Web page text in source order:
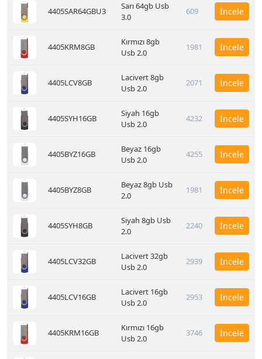
4405SAR64GBU3
Sarı 64gb Usb
3.0
609 İncele
4405KRM8GB
Kırmızı 8gb
Usb 2.0
1981 İncele
4405LCV8GB
Lacivert 8gb
Usb 2.0
2071 İncele
4405SYH16GB
Siyah 16gb
Usb 2.0
4232 İncele
4405BYZ16GB
Beyaz 16gb
Usb 2.0
4255 İncele
4405BYZ8GB
Beyaz 8gb Usb
2.0
1981 İncele
4405SYH8GB
Siyah 8gb Usb
2.0
2240 İncele
4405LCV32GB
Lacivert 32gb
Usb 2.0
2939 İncele
4405LCV16GB
Lacivert 16gb
Usb 2.0
2953 İncele
4405KRM16GB
Kırmızı 16gb
Usb 2.0
3746 İncele